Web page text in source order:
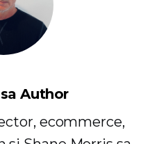
Author
ecommerce,